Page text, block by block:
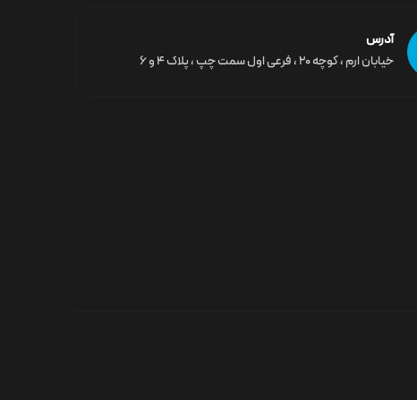
آدرس
خیابان ارم ، کوچه ۲۰ ، فرعی اول سمت چپ ، پلاک ۴ و ۶